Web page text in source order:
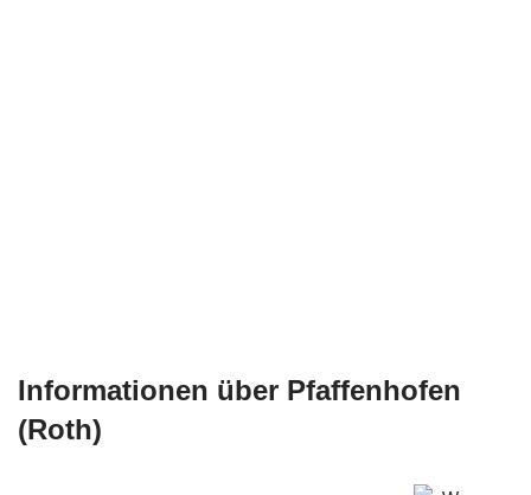
Informationen über Pfaffenhofen
(Roth)